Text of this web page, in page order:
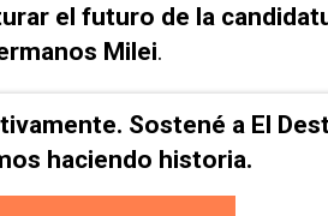
el futuro de la
Milei.
Sostené a El
haciendo historia.